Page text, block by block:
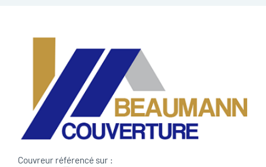
Couvreur référencé sur :